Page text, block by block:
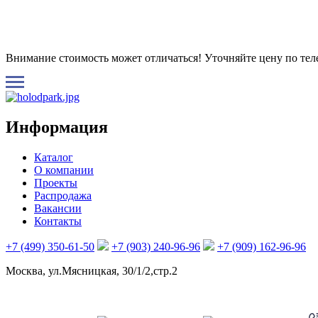
Внимание стоимость может отличаться! Уточняйте цену по
Информация
Каталог
О компании
Проекты
Распродажа
Вакансии
Контакты
+7 (499) 350-61-50 +7 (903) 240-96-96
+7 (909) 162-96-96
Москва, ул.Мясницкая, 30/1/2,стр.2